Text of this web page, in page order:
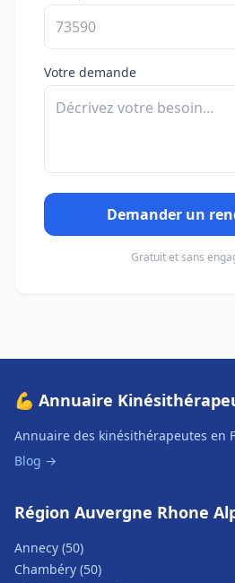
Votre demande
Demander un
Gratuit et sans
💪 Annuaire
Annuaire des kinésithérapeutes en
Blog →
Région Auvergne Rhone
Annecy (50)
Chambéry (50)